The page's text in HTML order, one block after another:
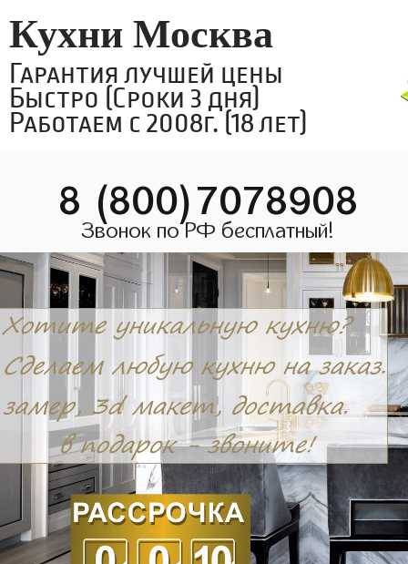
Кухни Москва
Гарантия лучшей цены
Быстро (Сроки 3 дня)
Работаем с 2008г. (18 лет)
8 (800)7078908
Звонок по РФ бесплатный!